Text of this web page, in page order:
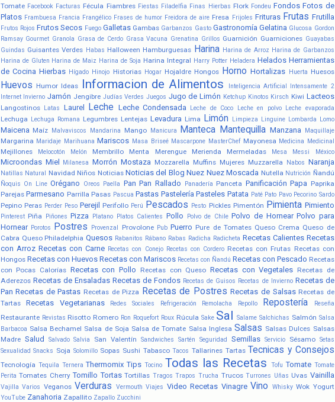
Tomate Facebook Facturas Fécula Fiambres Fiestas Filadelfia Finas Hierbas Flork Fondeu Fondos Fotos de
Platos Frambuesa Francia Frangélico Frases de humor Freidora de aire Fresa Frijoles Frituras Frutas Frutilla
Frutos Rojos Frutos Secos Fuego Galletas Gambas Garbanzos Gasto Gastronomía Gelatina Glucosa Gordon
Ramsay Gourmet Granola Grasa de Cerdo Grasa Vacuna Grenatina Grillos Guarnición Guarniciones Guayabas
Guindas Guisantes Verdes Habas Halloween Hamburguesas Harina Harina de Arroz Harina de Garbanzos
Harina de Gluten Harina de Maiz Harina de Soja Harina Integral Harry Potter Heladera Helados Herramientas
de Cocina Hierbas Hígado Hinojo Historias Hogar Hojaldre Hongos Horno Hortalizas Huerta Huesos
Huevos Humor Ideas Informacion de Alimentos Inteligencia Artificial Intensamente 2
Internet Invierno Jamón Jengibre Judías Verdes Juegos Jugo de Limón Ketchup Kinotos Kirsch Kiwi Lacteos
Langostinos Latas Laurel Leche Leche Condensada Leche de Coco Leche en polvo Leche evaporada
Lechuga Lechuga Romana Legumbres Lentejas Levadura Lima Limón Limpieza Linguine Lombarda Lomo
Maicena Maíz Malvaviscos Mandarina Mango Manicura Manteca Mantequilla Manzana Maquillaje
Margarina Maridaje Marihuana Mariscos Masa Briseé Mascarpone MasterChef Mayonesa Medicina Medicinal
Mejillones Melocotón Melón Membrillo Menta Merengue Merienda Mermeladas Mesa Messi México
Microondas Miel Milanesa Morrón Mostaza Mozzarella Muffins Mujeres Muzzarella Nabos Naranja
Natillas Natural Navidad Niños Noticias Noticias del Blog Nuez Nuez Moscada Nutella Nutrición Ñandú
Ñoquis On Line Orégano Oreos Paella Pan Pan Rallado Panadería Panceta Panificación Papa Paprika
Parejas Parmesano Parrilla Pasas Pascua Pastas Pastelería Pasteles Patata Paté Pato Pavo Pecorino Sardo
Pepino Peras Perder Peso Perejil Perifollo Perú Pescados Pesto Pickles Pimentón Pimienta Pimiento
Pinterest Piña Piñones Pizza Platano Platos Calientes Pollo Polvo de Chile Polvo de Hornear Polvo para
Hornear Porotos Postres Provenzal Provolone Pub Puerro Pure de Tomates Queso Crema Queso de
Cabra Queso Philadelphia Quesos Rabanitos Rábano Rabas Radicha Radicheta Recetas Calientes Recetas
con Arroz Recetas con Carne Recetas con Conejo Recetas con Cordero Recetas con Frutas Recetas con
Hongos Recetas con Huevos Recetas con Mariscos Recetas con Ñandú Recetas con Pescado Recetas
con Pocas Calorías Recetas con Pollo Recetas con Queso Recetas con Vegetales Recetas de
Aderezos Recetas de Ensaladas Recetas de Fondos Recetas de Guisos Recetas de Invierno Recetas de
Pan Recetas de Pastas Recetas de Pizza Recetas de Postres Recetas de Salsas Recetas de
Tartas
Recetas Vegetarianas Redes Sociales Refrigeración Remolacha Repollo Repostería Reseña
Restaurante Revistas Risotto Romero Ron Roquefort Roux Rúcula Sake Sal Salame Salchichas Salmón Salsa
Barbacoa Salsa Bechamel Salsa de Soja Salsa de Tomate Salsa Inglesa Salsas Salsas Dulces Salsas
Madre Salud Salvado Salvia San Valentín Sandwiches Sartén Seguridad Semillas Servicio Sésamo Setas
Sexualidad Snacks Soja Solomillo Sopas Sushi Tabasco Tacos Tallarines Tartas Tecnicas y Consejos
Tecnología Tequila Ternera Thermomix Tips Tocino Todas las Recetas Tofu Tomate Tomate
Perita Tomates Cherry Tomillo Tortas Tortillas Tragos Trapos Trucha Trucos Turrones Uñas Uvas Vainilla
Vajilla Varios Veganos Verduras Vermouth Viajes Video Recetas Vinagre Vino Whisky Wok Yogurt
YouTube Zanahoria Zapallito Zapallo Zucchini